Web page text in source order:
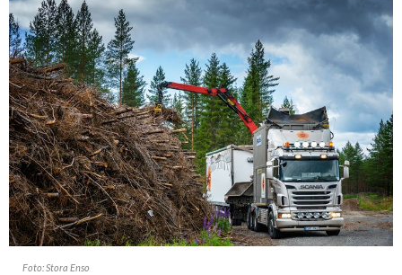
Januari
Februari
Januari
Svebios stadgar
Verksamhetsberättelse
Årsstämmor
Nordic Pellets Conference
Stora biokraft- och värmekonferensen
Svebio Fuel Market Day
Svebios vår- och årsmöteskonferens
Publikationer och dokument
Projekt inom bioenergi
Avslutade projekt
Nätverk och samarbeten
BioDriv
Jan Häckners bioenergistipendium
Integritetspolicy (GDPR)
Foto: Stora Enso